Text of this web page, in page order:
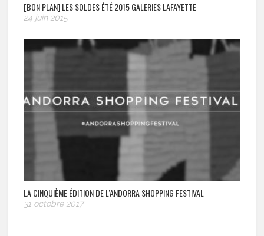
[BON PLAN] LES SOLDES ÉTÉ 2015 GALERIES LAFAYETTE
24 juin 2015
LA CINQUIÈME ÉDITION DE L’ANDORRA SHOPPING FESTIVAL
31 octobre 2017